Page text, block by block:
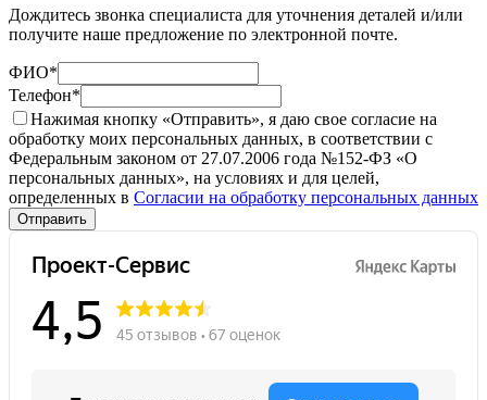
Дождитесь звонка специалиста для уточнения деталей и/или
получите наше предложение по электронной почте.
ФИО*
Телефон*
Нажимая кнопку «Отправить», я даю свое согласие на
обработку моих персональных данных, в соответствии с
Федеральным законом от 27.07.2006 года №152-ФЗ «О
персональных данных», на условиях и для целей,
определенных в Согласии на обработку персональных данных
Отправить